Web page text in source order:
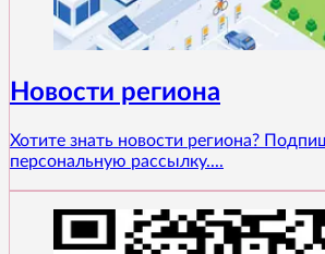
Новости региона
Хотите знать новости региона?
персональную рассылку....